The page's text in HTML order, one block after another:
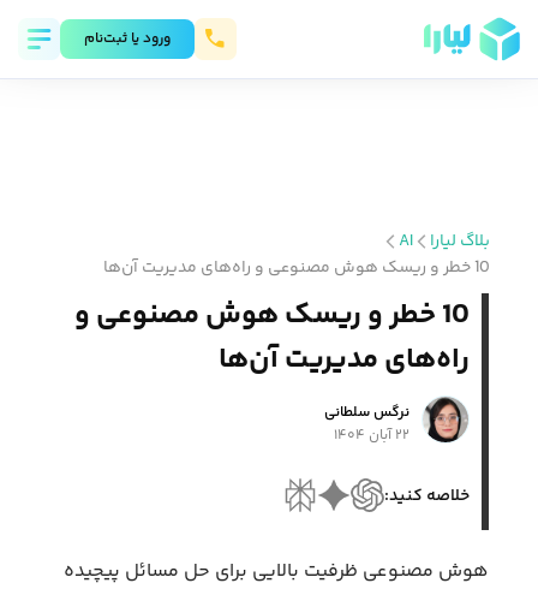
ورود يا ثبت‌نام
بلاگ لیارا
AI
10 خطر و ریسک هوش مصنوعی و راه‌های مدیریت آن‌ها
10 خطر و ریسک هوش مصنوعی و
راه‌های مدیریت آن‌ها
نرگس سلطانی
۲۲ آبان ۱۴۰۴
خلاصه کنید:
هوش مصنوعی ظرفیت بالایی برای حل مسائل پیچیده